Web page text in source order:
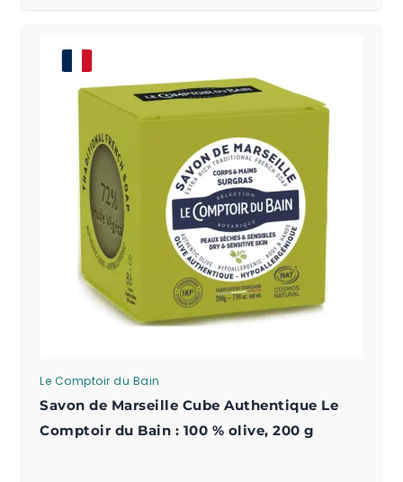
Le Comptoir du Bain
Savon de Marseille Cube Authentique Le
Comptoir du Bain : 100 % olive, 200 g